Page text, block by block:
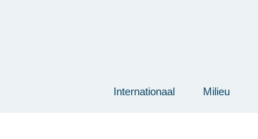
Internationaal Milieu